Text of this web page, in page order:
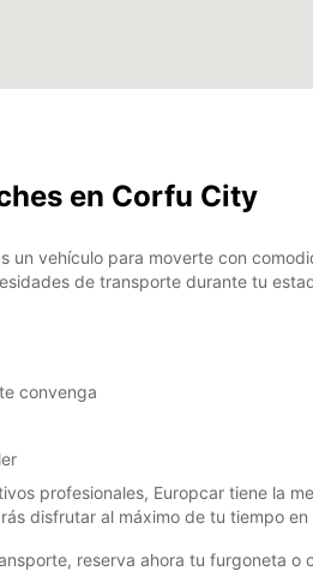
en Corfu City
un vehículo para moverte con
de transporte durante tu
convenga
profesionales, Europcar tiene la
disfrutar al máximo de tu tiempo
reserva ahora tu furgoneta